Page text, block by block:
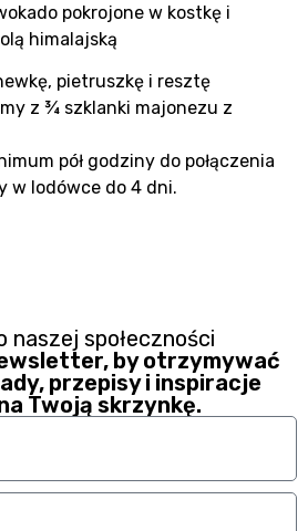
pokrojone w kostkę i
himalajską
pietruszkę i resztę
z ¾ szklanki majonezu z
pół godziny do połączenia
w lodówce do 4 dni.
naszej społeczności
by otrzymywać
przepisy i inspiracje
Twoją skrzynkę.